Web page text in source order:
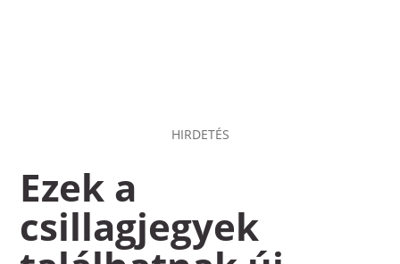
HIRDETÉS
Ezek a
csillagjegyek